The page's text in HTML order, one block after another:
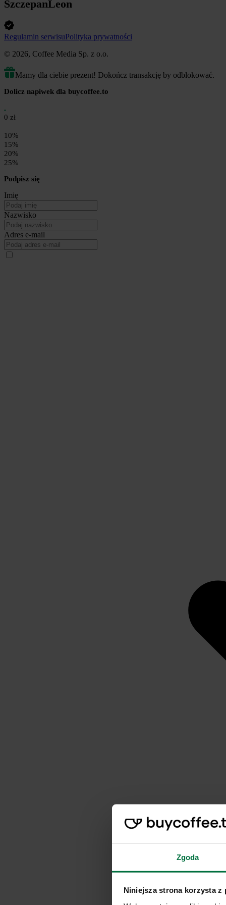
Zgoda
Niniejsza strona korzysta z
SzczepanLeon
Regulamin serwisuPolityka prywatności
© 2026, Coffee Media Sp. z o.o.
Mamy dla ciebie prezent! Dokończ transakcję by odblokować.
Dolicz napiwek dla buycoffee.to
0 zł
10%
15%
20%
25%
Podpisz się
Imię
Nazwisko
Adres e-mail